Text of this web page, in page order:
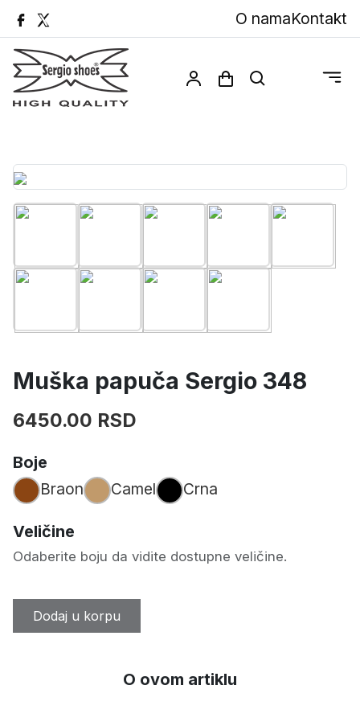
O namaKontakt
Muška papuča Sergio 348
6450.00 RSD
Boje
Braon
Camel Crna
Veličine
Odaberite boju da vidite dostupne veličine.
Dodaj u korpu
O ovom artiklu